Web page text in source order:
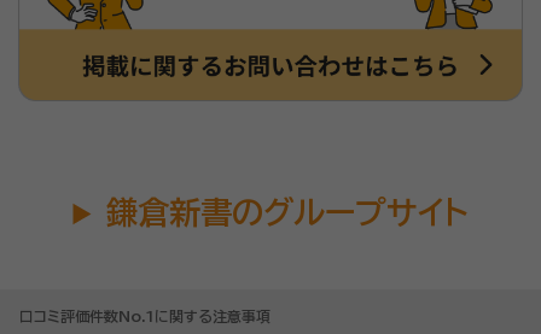
鎌倉新書のグループサイト
口コミ評価件数No.1に関する注意事項